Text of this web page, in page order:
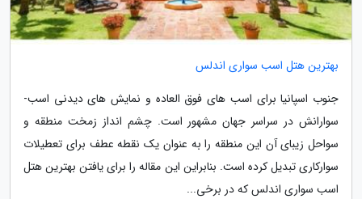
بهترین هتل اسب سواری اندلس
جنوب اسپانیا برای اسب­ های فوق ­العاده­ و نمایش­ های دیدنی اسب­
سوارانش در سراسر جهان مشهور است. چشم ­انداز زمخت منطقه و
سواحل زیبای آن این منطقه را به عنوان یک نقطه عطف برای تعطیلات
سوارکاری تبدیل کرده است. بنابراین این مقاله را برای یافتن بهترین هتل
اسب سواری اندلس که در برخی...